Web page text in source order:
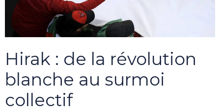
Hirak : de la révolution
blanche au surmoi
collectif